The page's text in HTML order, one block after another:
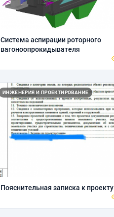
Система аспирации роторного
вагоноопрокидывателя
ИНЖЕНЕРИЯ И ПРОЕКТИРОВАНИЕ
Пояснительная записка к проекту